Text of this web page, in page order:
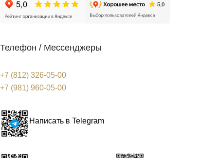
Телефон / Мессенджеры
+7 (812) 326-05-00
+7 (981) 960-05-00
Написать в Telegram